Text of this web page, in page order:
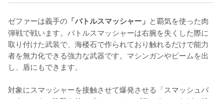
ゼファーは義手の 「バトルスマッシャー」 と覇気を使った肉
弾戦で戦います。バトルスマッシャーは右腕を失くした際に
取り付けた武装で、海楼石で作られており触れるだけで能力
者を無力化できる強力な武器です。マシンガンやビームを出
し、盾にもできます。
対象にスマッシャーを接触させて爆発させる「スマッシュバ